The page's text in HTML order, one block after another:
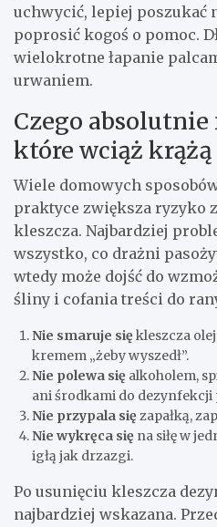
uchwycić, lepiej poszukać
poprosić kogoś o pomoc.
wielokrotne łapanie
urwaniem.
Czego
które wciąż krążą
Wiele domowych
praktyce zwiększa ryzyko
kleszcza. Najbardziej
wszystko, co drażni
wtedy może dojść do
śliny i cofania treści do
Nie smaruje się kleszcza
kremem „żeby wyszedł”.
Nie polewa się alkoholem,
ani środkami do dezynfekcji
Nie przypala się zapałką,
Nie wykręca się na siłę w
igłą jak drzazgi.
Po usunięciu kleszcza
najbardziej wskazana.